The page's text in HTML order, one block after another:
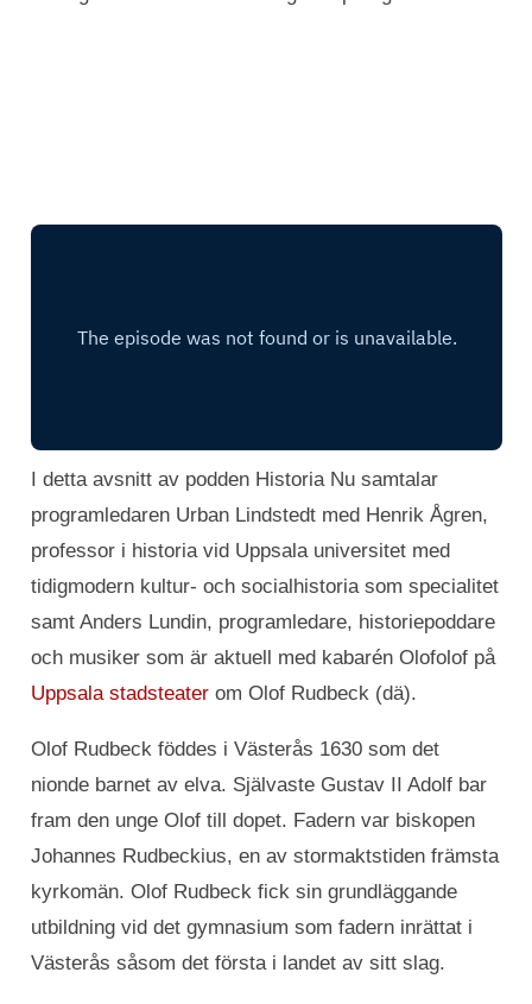
I detta avsnitt av podden Historia Nu samtalar
programledaren Urban Lindstedt med Henrik Ågren,
professor i historia vid Uppsala universitet med
tidigmodern kultur- och socialhistoria som specialitet
samt Anders Lundin, programledare, historiepoddare
och musiker som är aktuell med kabarén Olofolof på
Uppsala stadsteaterom Olof Rudbeck (dä).
Olof Rudbeck föddes i Västerås 1630 som det
nionde barnet av elva. Självaste Gustav II Adolf bar
fram den unge Olof till dopet. Fadern var biskopen
Johannes Rudbeckius, en av stormaktstiden främsta
kyrkomän. Olof Rudbeck fick sin grundläggande
utbildning vid det gymnasium som fadern inrättat i
Västerås såsom det första i landet av sitt slag.